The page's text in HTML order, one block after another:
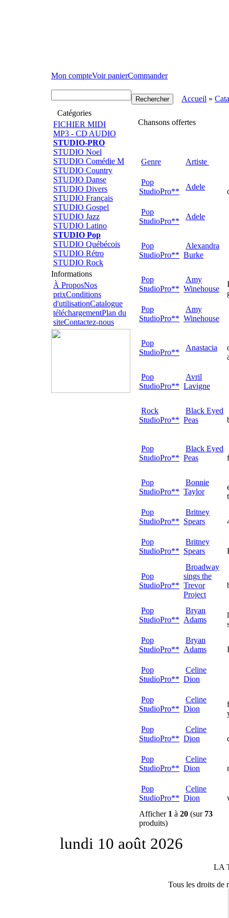
Mon compteVoir panierCommander
Accueil »
Catégories
FICHIER MIDI
MP3 - CD AUDIO
STUDIO-PRO
STUDIO Noel
STUDIO Comédie M
STUDIO Country
STUDIO Danse
STUDIO Divers
STUDIO Français
STUDIO Gospel
STUDIO Jazz
STUDIO Latino
STUDIO Pop
STUDIO Québécois
STUDIO Rétro
STUDIO Rock
Informations
À ProposNos
prixConditions
d'utilisationCatalogue
téléchargementPlan du
siteContactez-nous
Chansons offertes
Genre Artiste
Pop
StudioPro**
Adele
Pop
StudioPro**
Adele
Pop
StudioPro**
Alexandra
Burke
Pop
StudioPro**
Amy
Winehouse
Pop
StudioPro**
Amy
Winehouse
Pop
StudioPro**
Anastacia
Pop
StudioPro**
Avril
Lavigne
Rock
StudioPro**
Black Eyed
Peas
Pop
StudioPro**
Black Eyed
Peas
Pop
StudioPro**
Bonnie
Taylor
Pop
StudioPro**
Britney
Spears
Pop
StudioPro**
Britney
Spears
Pop
StudioPro**
Broadway
sings the
Trevor
Project
Pop
StudioPro**
Bryan
Adams
Pop
StudioPro**
Bryan
Adams
Pop
StudioPro**
Celine
Dion
Pop
StudioPro**
Celine
Dion
Pop
StudioPro**
Celine
Dion
Pop
StudioPro**
Celine
Dion
Pop
StudioPro**
Celine
Dion
Afficher 1 à 20 (sur 73
produits)
lundi 10 août 2026
LA
Tous les droits de